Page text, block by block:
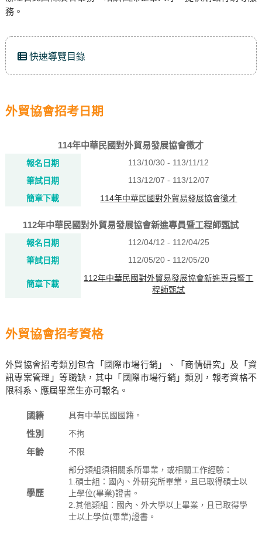
務。
快速導覽目錄
外貿協會招考日期
114年中華民國對外貿易發展協會徵才
報名日期
113/10/30 - 113/11/12
筆試日期
113/12/07 - 113/12/07
簡章下載
114年中華民國對外貿易發展協會徵才
112年中華民國對外貿易發展協會新進專員暨工程師甄試
報名日期
112/04/12 - 112/04/25
筆試日期
112/05/20 - 112/05/20
簡章下載
112年中華民國對外貿易發展協會新進專員暨工
程師甄試
外貿協會招考資格
外貿協會招考類別包含「國際市場行銷」、「商情研究」及「資
訊專案管理」等職缺，其中「國際市場行銷」類別，報考資格不
限科系、應屆畢業生亦可報名。
國籍 具有中華民國國籍。
性別 不拘
年齡 不限
學歷
部分類組須相關系所畢業，或相關工作經驗：
1.碩士組：國內、外研究所畢業，且已取得碩士以
上學位(畢業)證書。
2.其他類組：國內、外大學以上畢業，且已取得學
士以上學位(畢業)證書。